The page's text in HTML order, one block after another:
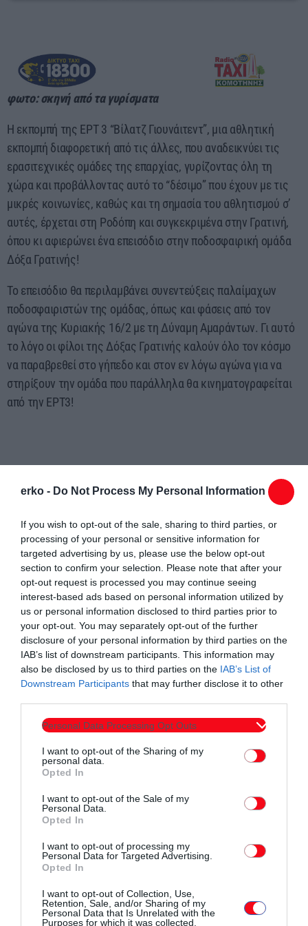
erko - Do Not Process My Personal Information
If you wish to opt-out of the sale, sharing to third parties, or
processing of your personal or sensitive information for
targeted advertising by us, please use the below opt-out
section to confirm your selection. Please note that after your
opt-out request is processed you may continue seeing
interest-based ads based on personal information utilized by
us or personal information disclosed to third parties prior to
your opt-out. You may separately opt-out of the further
disclosure of your personal information by third parties on the
IAB’s list of downstream participants. This information may
also be disclosed by us to third parties on the IAB’s List of
Downstream Participants that may further disclose it to other
Personal Data Processing Opt Outs
I want to opt-out of the Sharing of my
personal data.
Opted In
I want to opt-out of the Sale of my
Personal Data.
Opted In
I want to opt-out of processing my
Personal Data for Targeted Advertising.
Opted In
I want to opt-out of Collection, Use,
Retention, Sale, and/or Sharing of my
Personal Data that Is Unrelated with the
Purposes for which it was collected.
φωτο: σκηνή από τα γυρίσματα
Η εκπομπή της ΕΡΤ 3 “Βίλατζ Γιουνάιτεντ”, μια αθλητική
εκπομπή διαφορετική από τις άλλες, που αναδεικνύει τις
ερασιτεχνικές ομάδες της επαρχίας, γυρίζοντας όλη τη
χώρα και προβάλλοντας αυτό το “δέσιμο” που έχουν με τις
μικρές κοινωνίες, καθώς και τη σημασία του αθλητισμού σ’
αυτές, έρχεται στη Ροδόπη και συγκεκριμένα στην Γρατινή,
όπου κι αφιερώνει ένα επεισόδιο στην ποδοσφαιρική ομάδα
Δόξα Γρατινής!
Το επεισόδιο θα περιλαμβάνει συνεντεύξεις παλαίμαχων
ποδοσφαιριστών της ομάδας, όπως και φάσεις από τον
αγώνα της Κυριακής 16/2 με τη Δύναμη Αμαράντων. Γι αυτό
το λόγο οι φίλοι της Δόξας Γρατινής καλούν όλο τον κόσμο
να παραβρεθεί στο γήπεδο και στον εν λόγω αγώνα για να
στηρίξουν την ομάδα που παράλληλα θα κινηματογραφείται
από την ΕΡΤ3!
Συντάχθηκε από:ERKO
email
Σχετικά άρθρα
Τοπικά Νέα